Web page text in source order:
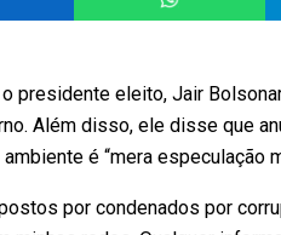
presidente eleito, Jair
Além disso, ele disse que
é “mera especulação
por condenados por